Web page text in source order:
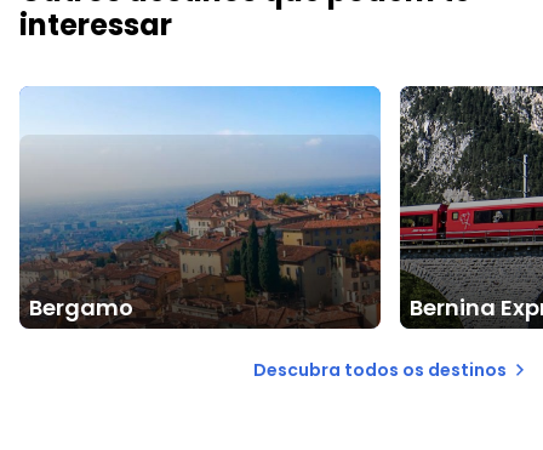
interessar
Bergamo Bernina
Descubra todos os destinos